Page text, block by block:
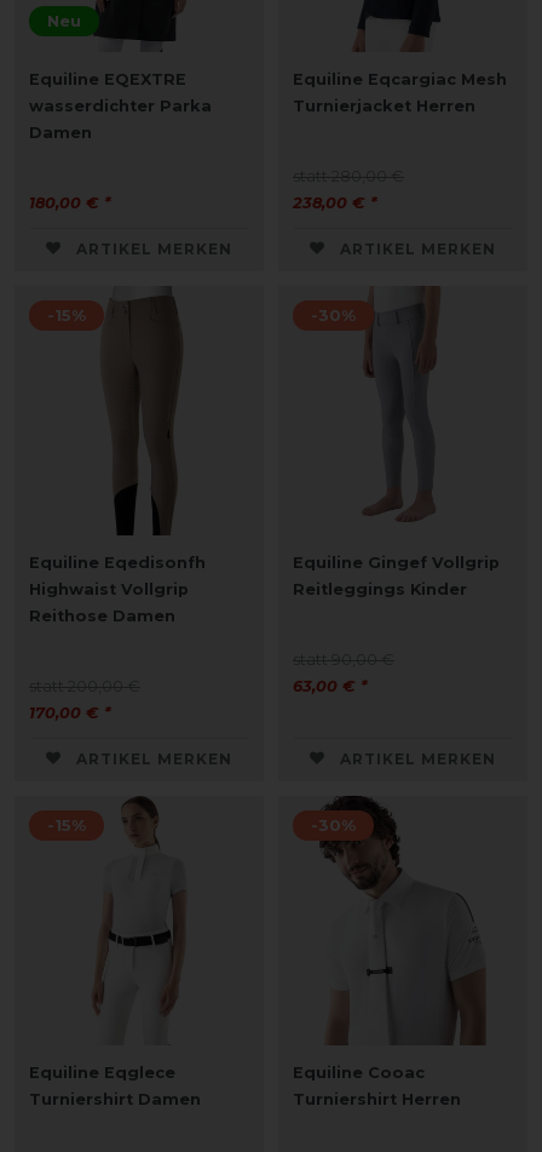
Neu
Equiline EQEXTRE
wasserdichter Parka
Damen
180,00 € *
ARTIKEL MERKEN
Equiline Eqcargiac Mesh
Turnierjacket Herren
238,00 € *
ARTIKEL MERKEN
-15%
Equiline Eqedisonfh
Highwaist Vollgrip
Reithose Damen
170,00 € *
ARTIKEL MERKEN
-30%
Equiline Gingef Vollgrip
Reitleggings Kinder
63,00 € *
ARTIKEL MERKEN
-15%
Equiline Eqglece
Turniershirt Damen
-30%
Equiline Cooac
Turniershirt Herren